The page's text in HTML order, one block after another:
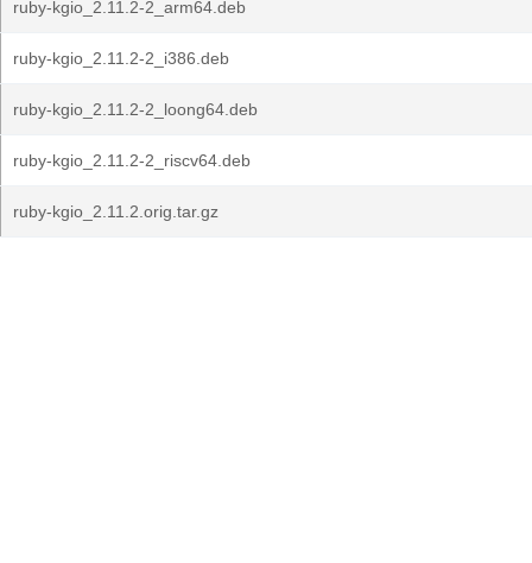
ruby-kgio_2.11.2-2_arm64.deb
ruby-kgio_2.11.2-2_i386.deb
ruby-kgio_2.11.2-2_loong64.deb
ruby-kgio_2.11.2-2_riscv64.deb
ruby-kgio_2.11.2.orig.tar.gz